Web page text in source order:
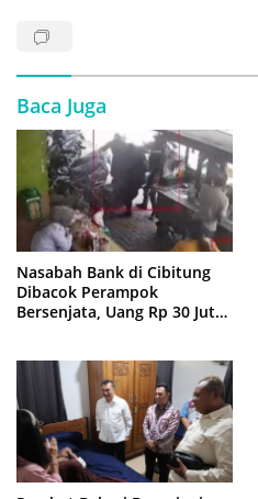
Baca Juga
Nasabah Bank di Cibitung
Dibacok Perampok
Bersenjata, Uang Rp 30 Juta